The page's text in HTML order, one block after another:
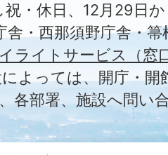
祝・休日、12月29日
舎・西那須野庁舎・
ライトサービス（窓
よっては、開庁・
各部署、施設へ問い